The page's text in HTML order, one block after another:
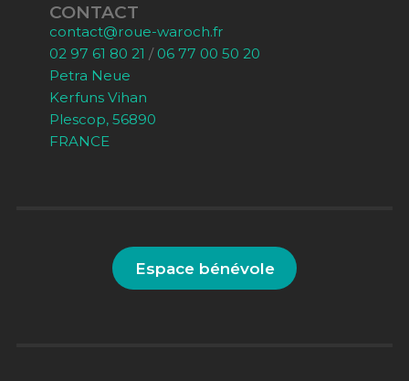
CONTACT
contact@roue-waroch.fr
02 97 61 80 21 / 06 77 00 50 20
Petra Neue
Kerfuns Vihan
Plescop, 56890
FRANCE
Espace bénévole